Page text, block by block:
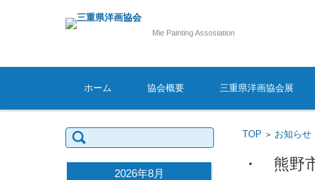
Mie Painting Assosiation
コンテンツに移動
ホーム
協会概要 三重県洋画協会展
TOP > お知らせ
・ 熊野
検
索:
2026年8月